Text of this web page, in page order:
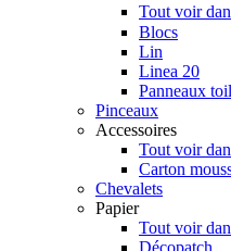
Tout voir
Blocs
Lin
Linea 20
Panneaux
Pinceaux
Accessoires
Tout voir
Carton
Chevalets
Papier
Tout voir